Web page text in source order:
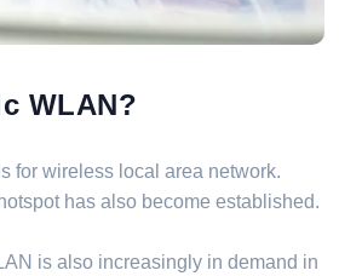
WLAN?
for wireless local area network.
has also become established.
is also increasingly in demand in